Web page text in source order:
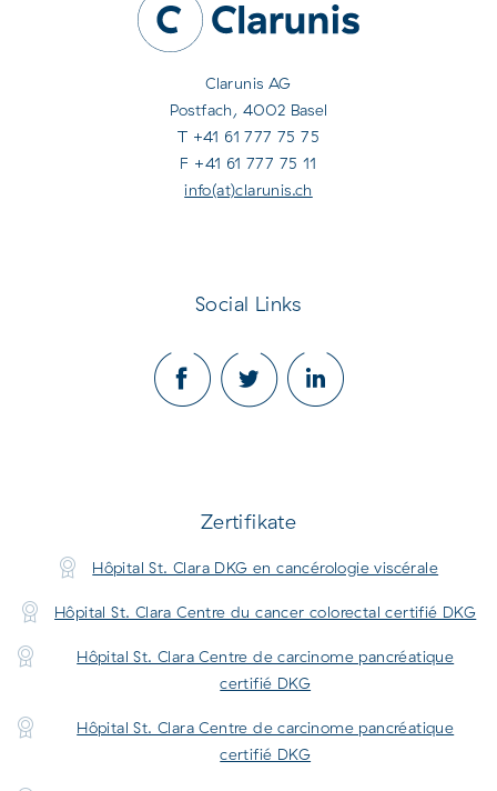
Clarunis AG
Postfach, 4002 Basel
T +41 61 777 75 75
F +41 61 777 75 11
info(at)clarunis.ch
Social Links
Zertifikate
Hôpital St. Clara DKG en cancérologie viscérale
Hôpital St. Clara Centre du cancer colorectal certifié DKG
Hôpital St. Clara Centre de carcinome pancréatique
certifié DKG
Hôpital St. Clara Centre de carcinome pancréatique
certifié DKG